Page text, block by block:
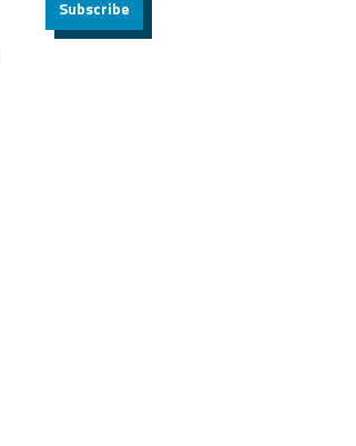
Subscribe